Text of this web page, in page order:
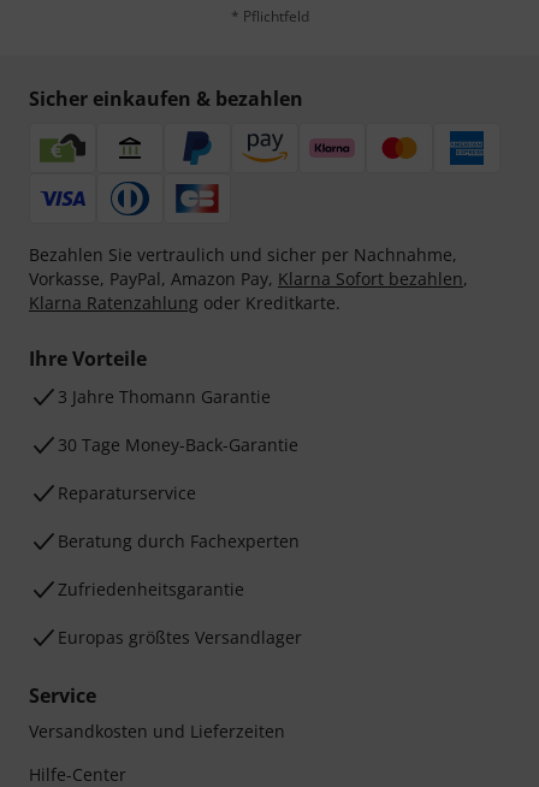
* Pflichtfeld
Sicher einkaufen & bezahlen
Bezahlen Sie vertraulich und sicher per Nachnahme,
Vorkasse, PayPal, Amazon Pay, Klarna Sofort bezahlen,
Klarna Ratenzahlung oder Kreditkarte.
Ihre Vorteile
3 Jahre Thomann Garantie
30 Tage Money-Back-Garantie
Reparaturservice
Beratung durch Fachexperten
Zufriedenheitsgarantie
Europas größtes Versandlager
Service
Versandkosten und Lieferzeiten
Hilfe-Center